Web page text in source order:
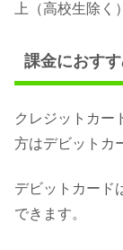
上（高校生除く
課金におす
クレジットカー
方はデビットカ
デビットカード
できます。